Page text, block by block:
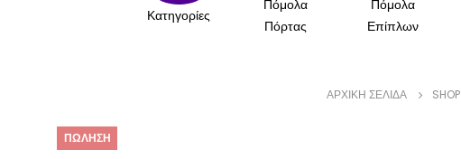
Κατηγορίες
Πόμολα
Πόρτας
Πόμολα
Επίπλων
ΑΡΧΙΚΉ ΣΕΛΊΔΑ SHOP
ΠΏΛΗΣΗ